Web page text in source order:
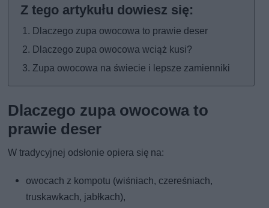
Dlaczego zupa owocowa to prawie deser
Dlaczego zupa owocowa wciąż kusi?
Zupa owocowa na świecie i lepsze zamienniki
Dlaczego zupa owocowa to
prawie deser
W tradycyjnej odsłonie opiera się na:
owocach z kompotu (wiśniach, czereśniach,
truskawkach, jabłkach),